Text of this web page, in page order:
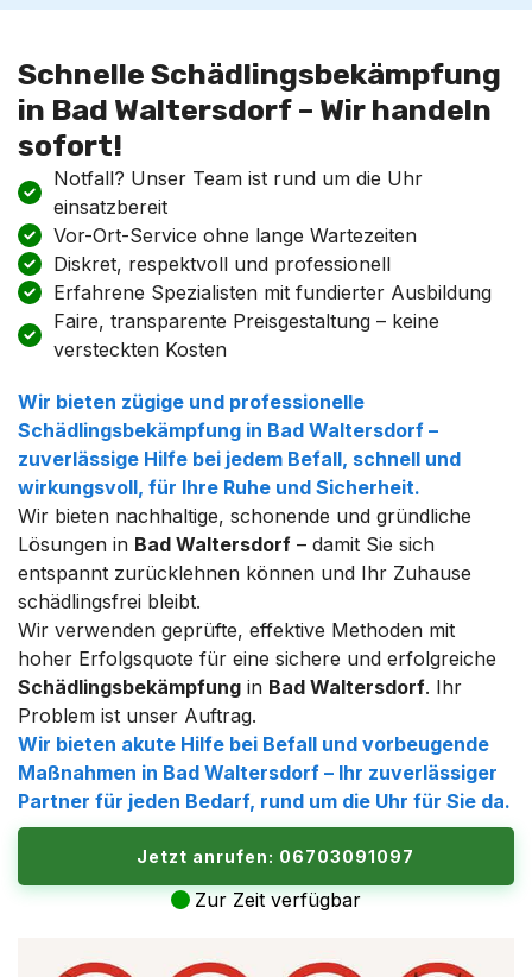
Schnelle Schädlingsbekämpfung
in Bad Waltersdorf – Wir handeln
sofort!
Notfall? Unser Team ist rund um die Uhr
einsatzbereit
Vor-Ort-Service ohne lange Wartezeiten
Diskret, respektvoll und professionell
Erfahrene Spezialisten mit fundierter Ausbildung
Faire, transparente Preisgestaltung – keine
versteckten Kosten
Wir bieten zügige und professionelle
Schädlingsbekämpfung in Bad Waltersdorf –
zuverlässige Hilfe bei jedem Befall, schnell und
wirkungsvoll, für Ihre Ruhe und Sicherheit.
Wir bieten nachhaltige, schonende und gründliche
Lösungen in Bad Waltersdorf – damit Sie sich
entspannt zurücklehnen können und Ihr Zuhause
schädlingsfrei bleibt.
Wir verwenden geprüfte, effektive Methoden mit
hoher Erfolgsquote für eine sichere und erfolgreiche
Schädlingsbekämpfung in Bad Waltersdorf. Ihr
Problem ist unser Auftrag.
Wir bieten akute Hilfe bei Befall und vorbeugende
Maßnahmen in Bad Waltersdorf – Ihr zuverlässiger
Partner für jeden Bedarf, rund um die Uhr für Sie da.
Jetzt anrufen: 06703091097
Zur Zeit verfügbar